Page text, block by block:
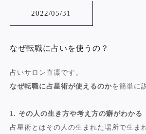
2022/05/31
なぜ転職に占いを使うの？
占いサロン直凛です。
なぜ転職に占星術が使えるのかを簡単に
1. その人の生き方や考え方の癖がわかる
占星術とはその人の生まれた場所で生ま